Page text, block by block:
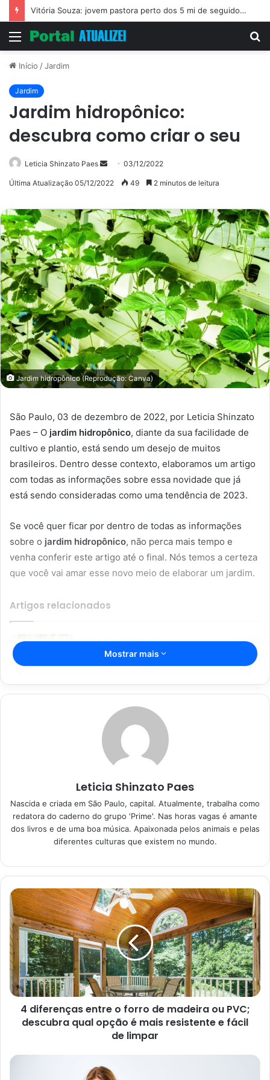
Vitória Souza: jovem pastora perto dos 5 mi de seguidores na web
Menu
Início /Jardim
Jardim
Jardim hidropônico:
descubra como criar o seu
Leticia Shinzato Paes
Mande03/12/2022
Última Atualização 05/12/2022 49 2 minutos de leitura
Jardim hidropônico (Reprodução: Canva)
São Paulo, 03 de dezembro de 2022, por Leticia Shinzato
Paes – O jardim hidropônico, diante da sua facilidade de
cultivo e plantio, está sendo um desejo de muitos
brasileiros. Dentro desse contexto, elaboramos um artigo
com todas as informações sobre essa novidade que já
está sendo consideradas como uma tendência de 2023.
Se você quer ficar por dentro de todas as informações
sobre o jardim hidropônico, não perca mais tempo e
venha conferir este artigo até o final. Nós temos a certeza
que você vai amar esse novo meio de elaborar um jardim.
Artigos relacionados
Espada de São Jorge; com essas dicas
incríveis, sua planta vai durar mais;
Segredos da jardinagem para
iniciantes: não deixe as suas
plantinhas morrerem
08/01/2023
O que é um jardim
hidropônico?
dessa natureza nada mais é do que o cultivo de espécies
de plantas na água. Ou seja, plantinha que podem ser
cultivadas sem a terra.
Conforme explicado pela redação daAbril, no dia 3 de
dezembro de 2021, a hidroponia pode ser qualquer
solução nutritiva ou meio de cultivo inerte, como perlita e
areia. Fantástico, não é mesmo? Contudo, é importante ter
em mente que apenas algumas espécies de plantas
podem ser usadas nesse cultivo.
Mostrar mais
Leticia Shinzato Paes
Nascida e criada em São Paulo, capital. Atualmente, trabalha como
redatora do caderno do grupo 'Prime'. Nas horas vagas é amante
dos livros e de uma boa música. Apaixonada pelos animais e pelas
diferentes culturas que existem no mundo.
4 diferenças entre o forro de madeira ou PVC;
descubra qual opção é mais resistente e fácil
de limpar